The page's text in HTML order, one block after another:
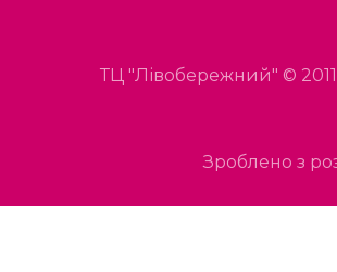
ТЦ "Лівобережний" ©
Зроблено з